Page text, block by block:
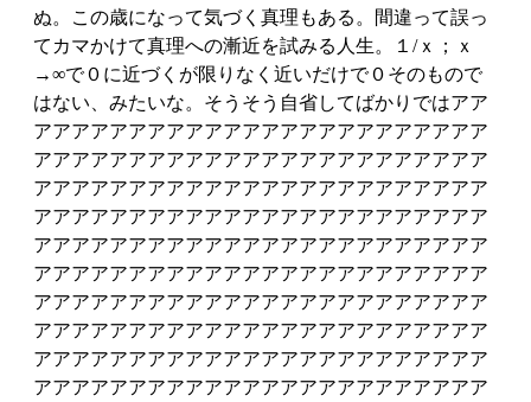
ぬ。この歳になって気づく真理もある。間違って誤っ
てカマかけて真理への漸近を試みる人生。１/ｘ；ｘ
→∞で０に近づくが限りなく近いだけで０そのもので
はない、みたいな。そうそう自省してばかりではアア
アアアアアアアアアアアアアアアアアアアアアアアア
アアアアアアアアアアアアアアアアアアアアアアアア
アアアアアアアアアアアアアアアアアアアアアアアア
アアアアアアアアアアアアアアアアアアアアアアアア
アアアアアアアアアアアアアアアアアアアアアアアア
アアアアアアアアアアアアアアアアアアアアアアアア
アアアアアアアアアアアアアアアアアアアアアアアア
アアアアアアアアアアアアアアアアアアアアアアアア
アアアアアアアアアアアアアアアアアアアアアアアア
アアアアアアアアアアアアアアアアアアアアアアアア